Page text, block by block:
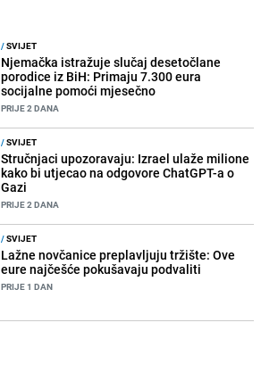
/SVIJET
Njemačka istražuje slučaj desetočlane
porodice iz BiH: Primaju 7.300 eura
socijalne pomoći mjesečno
PRIJE 2 DANA
/SVIJET
Stručnjaci upozoravaju: Izrael ulaže milione
kako bi utjecao na odgovore ChatGPT-a o
Gazi
PRIJE 2 DANA
/SVIJET
Lažne novčanice preplavljuju tržište: Ove
eure najčešće pokušavaju podvaliti
PRIJE 1 DAN